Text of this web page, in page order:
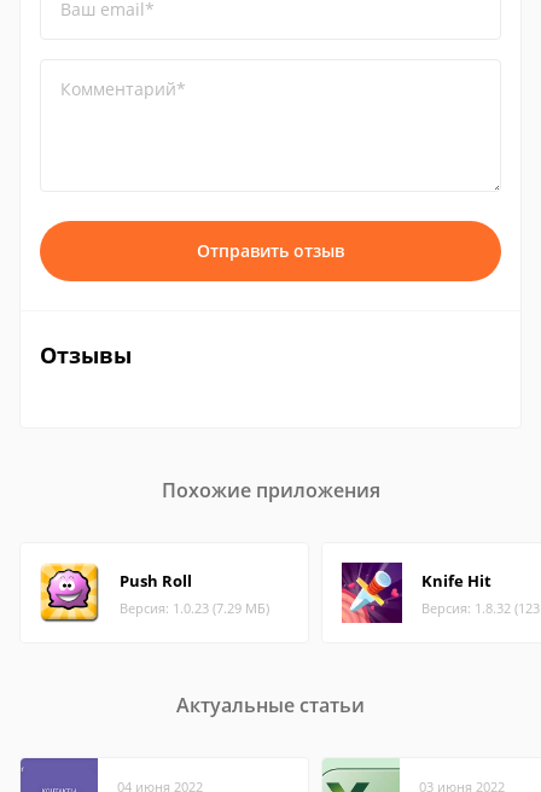
Ваш email*
Комментарий*
Отправить отзыв
Отзывы
Похожие приложения
Push Roll
Версия: 1.0.23 (7.29 МБ)
Knife Hit
Версия: 1.8.32
Актуальные статьи
04 июня 2022 03 июня 2022